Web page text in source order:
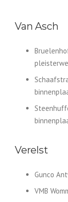
Van Asch
Verelst
Gunco
VMB